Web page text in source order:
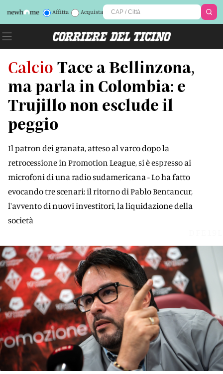
Affitta Acquista
Calcio Tace a Bellinzona,
ma parla in Colombia: e
Trujillo non esclude il
peggio
Il patron dei granata, atteso al varco dopo la
retrocessione in Promotion League, si è espresso ai
microfoni di una radio sudamericana - Lo ha fatto
evocando tre scenari: il ritorno di Pablo Bentancur,
l'avvento di nuovi investitori, la liquidazione della
società